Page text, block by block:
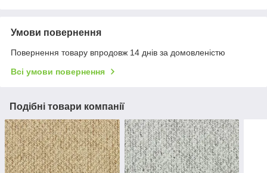
Умови повернення
Повернення товару впродовж 14 днів за домовленістю
Всі умови повернення
Подібні товари компанії